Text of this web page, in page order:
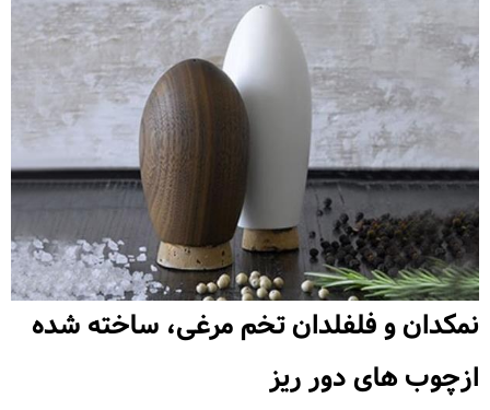
نمکدان و فلفلدان تخم مرغی، ساخته شده
ازچوب های دور ریز